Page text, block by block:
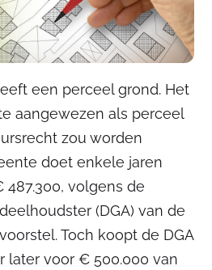
een perceel grond. Het
aangewezen als perceel
zou worden
doet enkele jaren
volgens de
(DGA) van de
Toch koopt de DGA
later voor € 500.000 van